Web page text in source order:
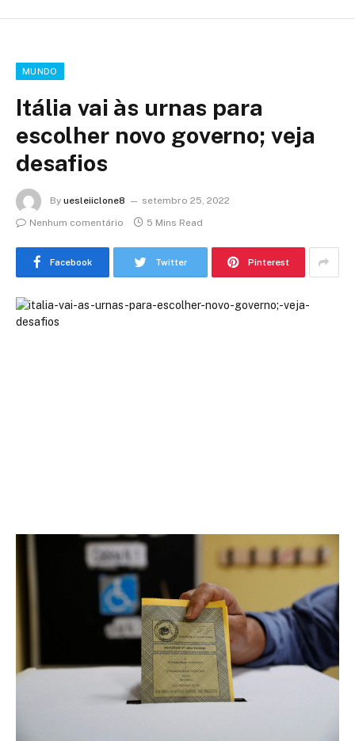
MUNDO
Itália vai às urnas para
escolher novo governo; veja
desafios
By uesleiiclone8
setembro 25, 2022
Nenhum comentário
5 Mins Read
Facebook Twitter Pinterest